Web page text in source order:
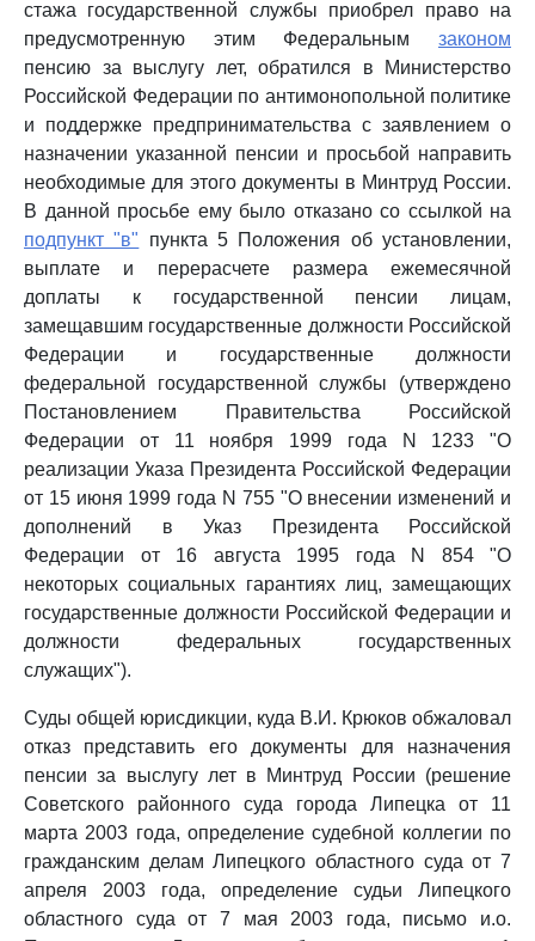
стажа государственной службы приобрел право на
предусмотренную этим Федеральным законом
пенсию за выслугу лет, обратился в Министерство
Российской Федерации по антимонопольной политике
и поддержке предпринимательства с заявлением о
назначении указанной пенсии и просьбой направить
необходимые для этого документы в Минтруд России.
В данной просьбе ему было отказано со ссылкой на
подпункт "в" пункта 5 Положения об установлении,
выплате и перерасчете размера ежемесячной
доплаты к государственной пенсии лицам,
замещавшим государственные должности Российской
Федерации и государственные должности
федеральной государственной службы (утверждено
Постановлением Правительства Российской
Федерации от 11 ноября 1999 года N 1233 "О
реализации Указа Президента Российской Федерации
от 15 июня 1999 года N 755 "О внесении изменений и
дополнений в Указ Президента Российской
Федерации от 16 августа 1995 года N 854 "О
некоторых социальных гарантиях лиц, замещающих
государственные должности Российской Федерации и
должности федеральных государственных
служащих").
Суды общей юрисдикции, куда В.И. Крюков обжаловал
отказ представить его документы для назначения
пенсии за выслугу лет в Минтруд России (решение
Советского районного суда города Липецка от 11
марта 2003 года, определение судебной коллегии по
гражданским делам Липецкого областного суда от 7
апреля 2003 года, определение судьи Липецкого
областного суда от 7 мая 2003 года, письмо и.о.